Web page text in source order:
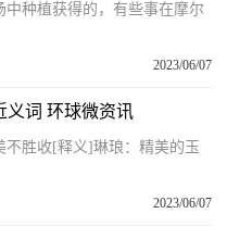
种植获得的，有些事在摩尔
2023/06/07
义词 环球微资讯
不胜收[释义]琳琅：精美的玉
2023/06/07